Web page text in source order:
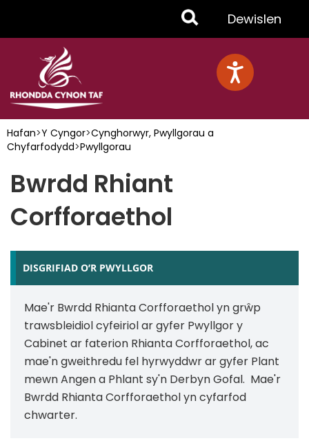
Toggle
Menu
Dewislen
Hafan>Y Cyngor>Cynghorwyr, Pwyllgorau a
Chyfarfodydd>Pwyllgorau
Bwrdd Rhiant
Corfforaethol
DISGRIFIAD O’R PWYLLGOR
Mae'r Bwrdd Rhianta Corfforaethol yn grŵp
trawsbleidiol cyfeiriol ar gyfer Pwyllgor y
Cabinet ar faterion Rhianta Corfforaethol, ac
mae'n gweithredu fel hyrwyddwr ar gyfer Plant
mewn Angen a Phlant sy'n Derbyn Gofal. Mae'r
Bwrdd Rhianta Corfforaethol yn cyfarfod
chwarter.